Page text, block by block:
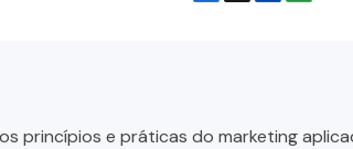
princípios e práticas do marketing